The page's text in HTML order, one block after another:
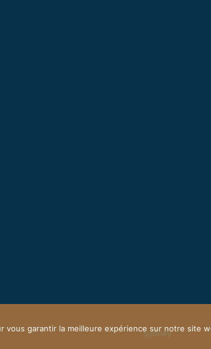
DU SPORT. Proudly powered bySydney
vous garantir la meilleure expérience sur notre